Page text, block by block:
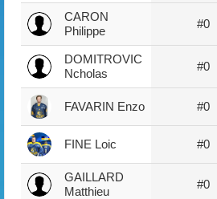
CARON
Philippe
#0
DOMITROVIC
Ncholas
#0
FAVARIN Enzo #0
FINE Loic #0
GAILLARD
Matthieu
#0